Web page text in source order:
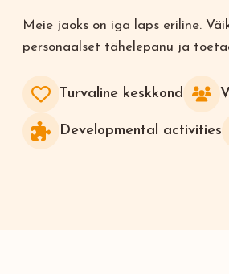
Meie jaoks on iga laps eriline.
personaalset tähelepanu ja
Turvaline keskkond
Developmental activities